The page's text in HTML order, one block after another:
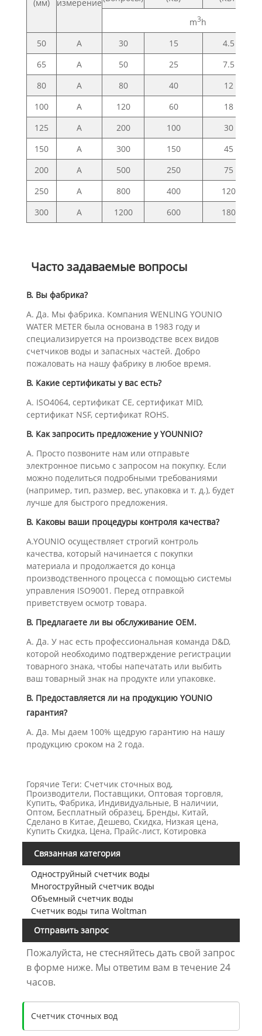
(мм)
измерение
m3h
50
A 30 15
4.5
65
A 50 25
7.5
80
A 80 40
12
100
A 120 60
18
125
A 200 100
30
150
A 300 150
45
200
A 500 250
75
250
A 800 400
120
300
A 1200 600 180
Часто задаваемые вопросы
В. Вы фабрика?
А. Да. Мы фабрика. Компания WENLING YOUNIO
WATER METER была основана в 1983 году и
специализируется на производстве всех видов
счетчиков воды и запасных частей. Добро
пожаловать на нашу фабрику в любое время.
В. Какие сертификаты у вас есть?
А. ISO4064, сертификат CE, сертификат MID,
сертификат NSF, сертификат ROHS.
В. Как запросить предложение у YOUNNIO?
А. Просто позвоните нам или отправьте
электронное письмо с запросом на покупку. Если
можно поделиться подробными требованиями
(например, тип, размер, вес, упаковка и т. д.), будет
лучше для быстрого предложения.
В. Каковы ваши процедуры контроля качества?
A.YOUNIO осуществляет строгий контроль
качества, который начинается с покупки
материала и продолжается до конца
производственного процесса с помощью системы
управления ISO9001. Перед отправкой
приветствуем осмотр товара.
В. Предлагаете ли вы обслуживание OEM.
А. Да. У нас есть профессиональная команда D&D,
которой необходимо подтверждение регистрации
товарного знака, чтобы напечатать или выбить
ваш товарный знак на продукте или упаковке.
В. Предоставляется ли на продукцию YOUNIO
гарантия?
А. Да. Мы даем 100% щедрую гарантию на нашу
продукцию сроком на 2 года.
Горячие Теги: Счетчик сточных вод,
Производители, Поставщики, Оптовая торговля,
Купить, Фабрика, Индивидуальные, В наличии,
Оптом, Бесплатный образец, Бренды, Китай,
Сделано в Китае, Дешево, Скидка, Низкая цена,
Купить Скидка, Цена, Прайс-лист, Котировка
Связанная категория
Одноструйный счетчик воды
Многоструйный счетчик воды
Объемный счетчик воды
Счетчик воды типа Woltman
Отправить запрос
Пожалуйста, не стесняйтесь дать свой запрос
в форме ниже. Мы ответим вам в течение 24
часов.